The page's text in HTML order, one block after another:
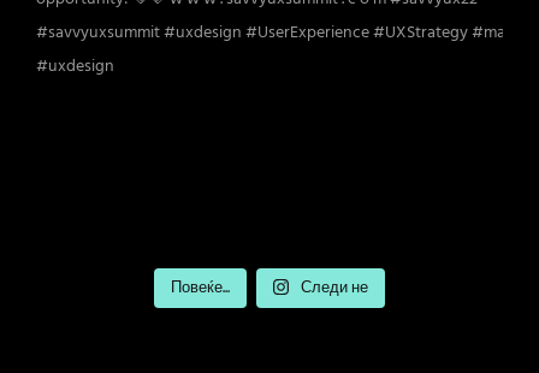
Повеќе... Следи не